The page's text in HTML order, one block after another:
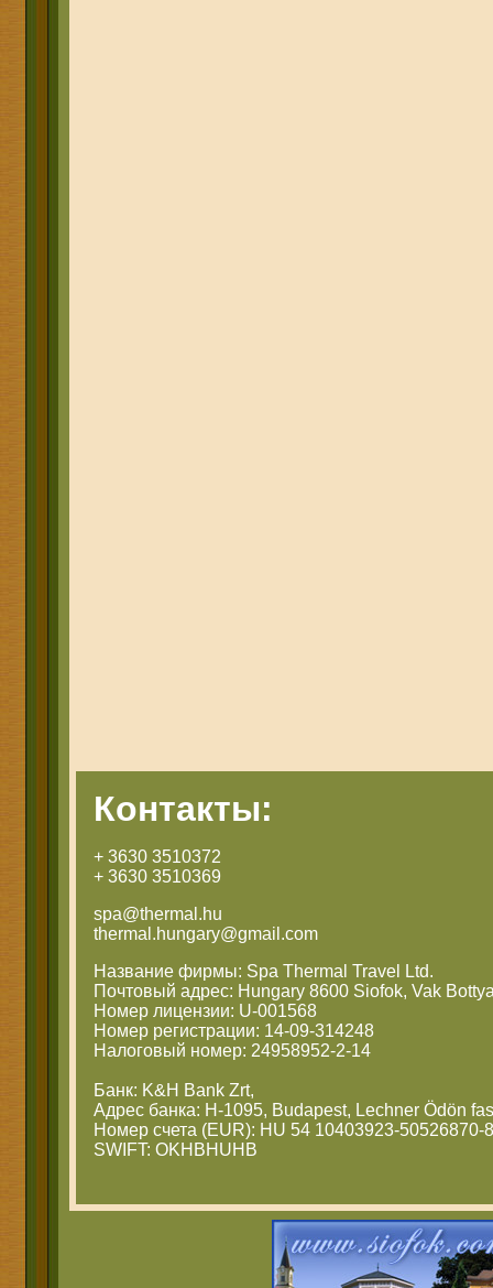
Контакты:
+ 3630 3510372
+ 3630 3510369
spa@thermal.hu
thermal.hungary@gmail.com
Название фирмы: Spa Thermal Travel Ltd.
Почтовый адрес: Hungary 8600 Siofok, Vak
Номер лицензии: U-001568
Номер регистрации: 14-09-314248
Налоговый номер: 24958952-2-14
Банк: K&H Bank Zrt,
Адрес банка: H-1095, Budapest, Lechner Ödön
Номер счета (EUR): HU 54 10403923-50526870-
SWIFT: OKHBHUHB